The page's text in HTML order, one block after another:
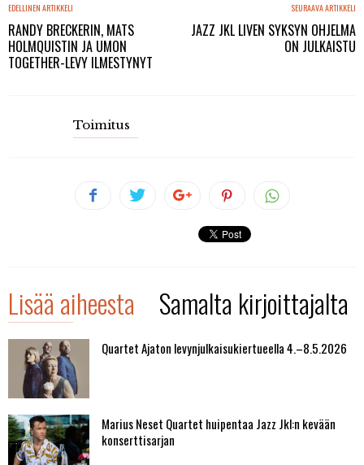
EDELLINEN ARTIKKELI
RANDY BRECKERIN, MATS
HOLMQUISTIN JA UMON
TOGETHER-LEVY ILMESTYNYT
SEURAAVA ARTIKKELI
JAZZ JKL LIVEN SYKSYN OHJELMA
ON JULKAISTU
Toimitus
Lisää aiheesta Samalta kirjoittajalta
Quartet Ajaton levynjulkaisukiertueella 4.–8.5.2026
Marius Neset Quartet huipentaa Jazz Jkl:n kevään
konserttisarjan